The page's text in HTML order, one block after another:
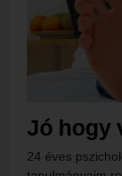
Jó hogy
24 éves